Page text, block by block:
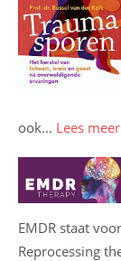
ook... Lees meer
EMDR staat
Reprocessing